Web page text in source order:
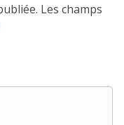
Les champs